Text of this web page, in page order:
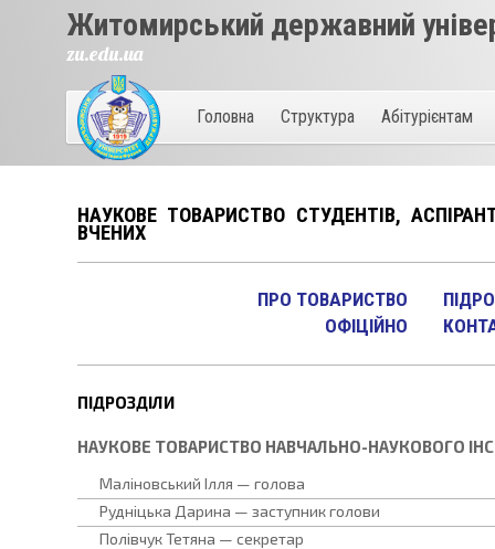
Житомирський державний
zu.edu.ua
Головна Структура Абітурієнтам
НАУКОВЕ ТОВАРИСТВО СТУДЕНТІВ,
ВЧЕНИХ
ПРО ТОВАРИСТВО
ОФІЦІЙНО
ПІДРОЗДІЛИ
НАУКОВЕ ТОВАРИСТВО НАВЧАЛЬНО-НАУКОВОГО
Маліновський Ілля — голова
Рудніцька Дарина — заступник голови
Полівчук Тетяна — секретар